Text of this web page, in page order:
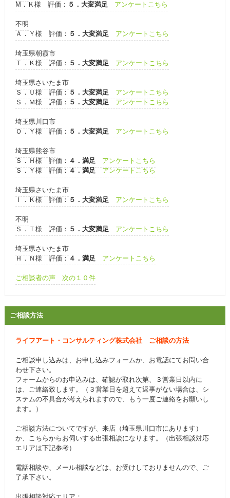
М．Ｋ様 評価： ５．大変満足 アンケートこちら
不明
Ａ．Ｙ様 評価： ５．大変満足 アンケートこちら
埼玉県朝霞市
Ｔ．Ｋ様 評価： ５．大変満足 アンケートこちら
埼玉県さいたま市
Ｓ．Ｕ様 評価： ５．大変満足
アンケートこちら
Ｓ．Ｍ様 評価： ５．大変満足 アンケートこちら
埼玉県川口市
Ｏ．Ｙ様 評価： ５．大変満足 アンケートこちら
埼玉県熊谷市
Ｓ．Ｈ様 評価： ４．満足
アンケートこちら
Ｓ．Ｙ様 評価： ４．満足 アンケートこちら
埼玉県さいたま市
Ｉ．Ｋ様 評価： ５．大変満足 アンケートこちら
不明
Ｓ．Ｔ様 評価： ５．大変満足 アンケートこちら
埼玉県さいたま市
Ｈ．Ｎ様 評価： ４．満足 アンケートこちら
ご相談者の声 次の１０件
ご相談方法
ライフアート・コンサルティング株式会社 ご相談の方法
ご相談申し込みは、お申し込みフォームか、お電話にてお問い合
わせ下さい。
フォームからのお申込みは、確認が取れ次第、３営業日以内に
は、ご連絡致します。（３営業日を超えて返事がない場合は、シ
ステムの不具合が考えられますので、もう一度ご連絡をお願いし
ます。）
ご相談方法についてですが、来店（埼玉県川口市にあります）
か、こちらからお伺いする出張相談になります。（出張相談対応
エリアは下記参考）
電話相談や、メール相談などは、お受けしておりませんので、ご
了承下さい。